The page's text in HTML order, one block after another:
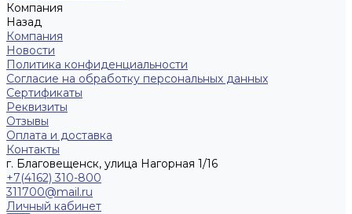
Компания
Назад
Компания
Новости
Политика конфиденциальности
Согласие на обработку персональных данных
Сертификаты
Реквизиты
Отзывы
Оплата и доставка
Контакты
г. Благовещенск, улица Нагорная 1/16
+7(4162) 310-800
311700@mail.ru
Личный кабинет